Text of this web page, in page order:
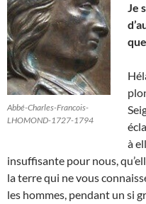
Abbé-Charles-Francois-
LHOMOND-1727-1794
Je
à
insuffisante pour nous,
la terre qui ne vous
les hommes, pendant un si